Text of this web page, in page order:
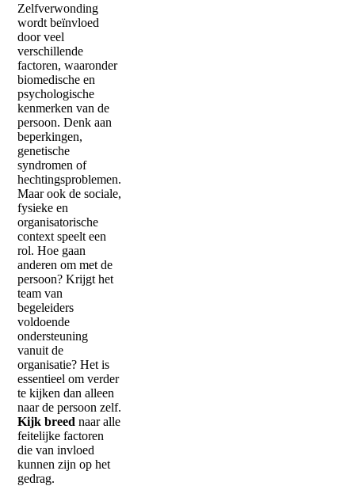
Zelfverwonding
wordt beïnvloed
door veel
verschillende
factoren, waaronder
biomedische en
psychologische
kenmerken van de
persoon. Denk aan
beperkingen,
genetische
syndromen of
hechtingsproblemen.
Maar ook de sociale,
fysieke en
organisatorische
context speelt een
rol. Hoe gaan
anderen om met de
persoon? Krijgt het
team van
begeleiders
voldoende
ondersteuning
vanuit de
organisatie? Het is
essentieel om verder
te kijken dan alleen
naar de persoon zelf.
Kijk breed naar alle
feitelijke factoren
die van invloed
kunnen zijn op het
gedrag.